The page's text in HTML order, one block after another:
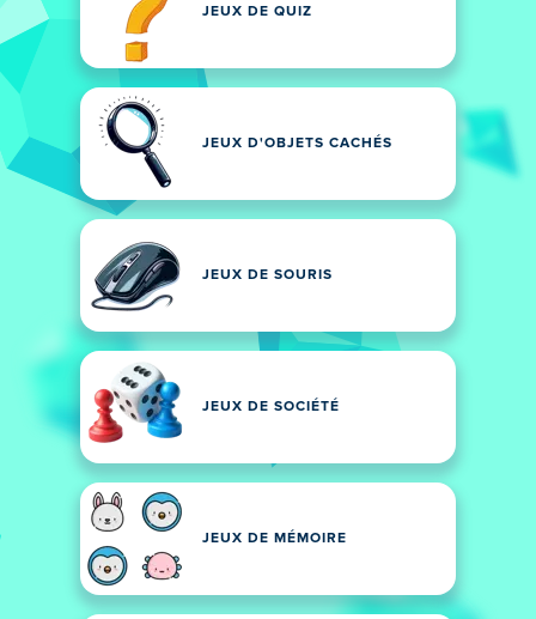
JEUX DE QUIZ
JEUX D'OBJETS CACHÉS
JEUX DE SOURIS
JEUX DE SOCIÉTÉ
JEUX DE MÉMOIRE